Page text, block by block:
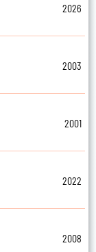
2026
2003
2001
2022
2008